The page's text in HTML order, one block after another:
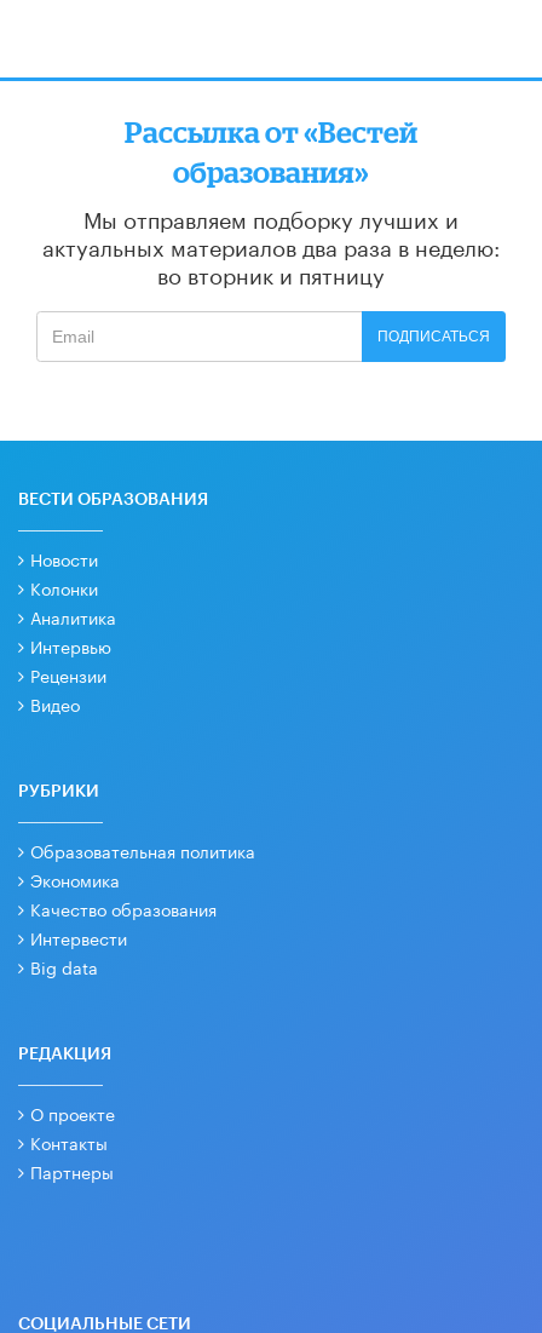
Рассылка от «Вестей
образования»
Мы отправляем подборку лучших и
актуальных материалов два раза в неделю:
во вторник и пятницу
ПОДПИСАТЬСЯ
ВЕСТИ ОБРАЗОВАНИЯ
Новости
Колонки
Аналитика
Интервью
Рецензии
Видео
РУБРИКИ
Образовательная политика
Экономика
Качество образования
Интервести
Big data
РЕДАКЦИЯ
О проекте
Контакты
Партнеры
СОЦИАЛЬНЫЕ СЕТИ